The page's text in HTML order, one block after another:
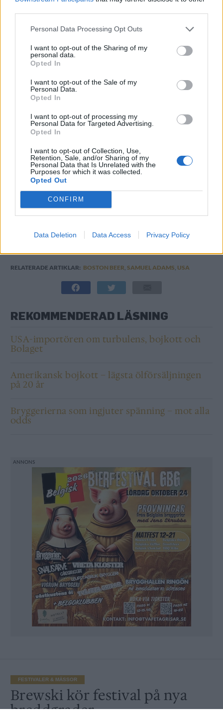
Personal Data Processing Opt Outs
I want to opt-out of the Sharing of my
personal data.
Opted In
I want to opt-out of the Sale of my
Personal Data.
Opted In
I want to opt-out of processing my
Personal Data for Targeted Advertising.
Opted In
I want to opt-out of Collection, Use,
Retention, Sale, and/or Sharing of my
Personal Data that Is Unrelated with the
Purposes for which it was collected.
Opted Out
CONFIRM
Data Deletion Data Access Privacy Policy
Under de tre senaste månaderna har
försäljningsintäkterna sjunkit med 14 procent för
bakom cidern Angry Orchard och teföretaget
Twisted Tea.
Enligtbarrons.comhar företaget tydligt sagt att
man ska ta tag i problemen, och att lösningen kan
innebära sparplaner. År 2014 hade Samuel Adams
1325 anställda.
misttänker att Boston Beer är i en process där
företaget tar emot bud, det vill säga att en
försäljning kan vara på gång.
Boston Beer var ett av de tidiga moderna
ölföretagen på den amerikanska marknad som
numera har exploderat. Redan 1985 vann man pris
som bästa bryggeri på Great American Beer Festival.
RELATERADE ARTIKLAR: BOSTON BEER, SAMUEL ADAMS, USA
REKOMMENDERAD LÄSNING
USA-importören om turbulens, bojkott och
Bolaget
Amerikansk bojkott – lägsta ölförsäljningen
på 20 år
Bryggerierna som ingjuter spänning – mot alla
odds
FESTIVALER & MÄSSOR
Brewski kör festival på nya
breddgrader